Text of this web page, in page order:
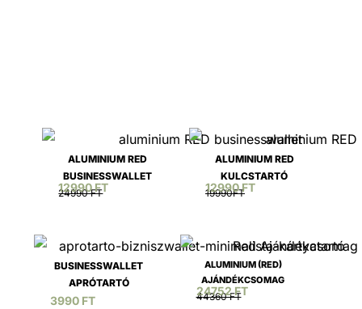
ALUMINIUM RED
BUSINESSWALLET
24990 FT
12990 FT
ALUMINIUM RED
KULCSTARTÓ
19990FT
12990 FT
BUSINESSWALLET
APRÓTARTÓ
3990 FT
ALUMINIUM (RED)
AJÁNDÉKCSOMAG
44360 FT
24752 FT